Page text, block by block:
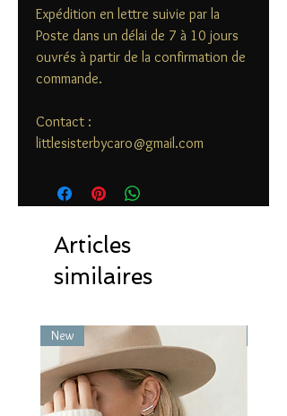
Expédition en lettre suivie par la
Poste dans un délai de 7 à 10 jours
ouvrés à partir de la confirmation de
commande.
Contact :
littlesisterbycaro@gmail.com
Articles
similaires
New